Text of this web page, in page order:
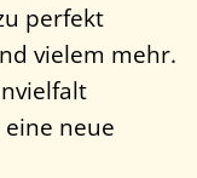
perfekt
vielem mehr.
neue